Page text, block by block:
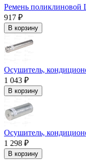
Ремень
917 ₽
В корзину
Осушитель,
1 043 ₽
В корзину
Осушитель,
1 298 ₽
В корзину